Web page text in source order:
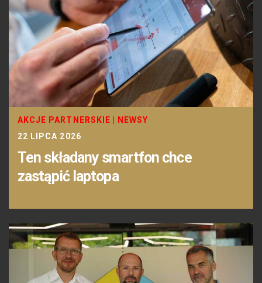
AKCJE PARTNERSKIE
NEWSY
22 LIPCA 2026
Ten składany smartfon chce
zastąpić laptopa